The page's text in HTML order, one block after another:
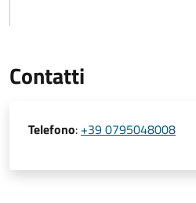
Contatti
Telefono: +39 0795048008